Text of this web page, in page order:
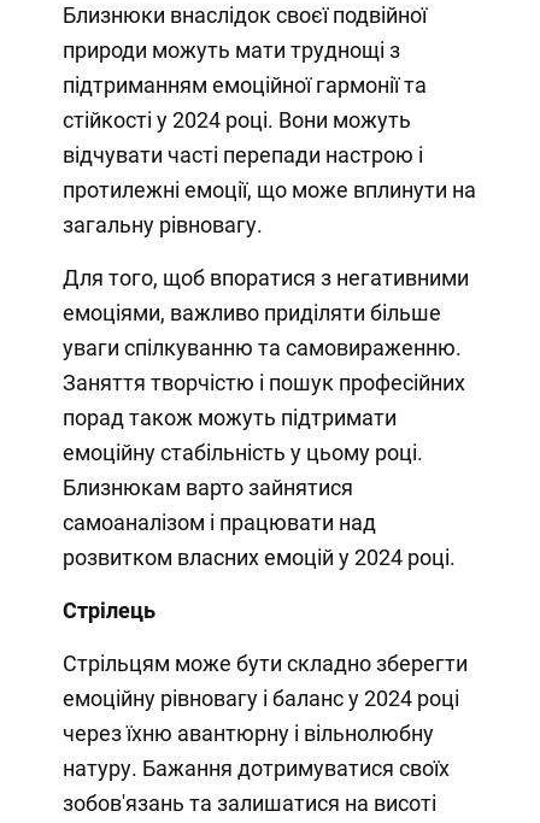
Близнюки внаслідок своєї подвійної
природи можуть мати труднощі з
підтриманням емоційної гармонії та
стійкості у 2024 році. Вони можуть
відчувати часті перепади настрою і
протилежні емоції, що може вплинути на
загальну рівновагу.
Для того, щоб впоратися з негативними
емоціями, важливо приділяти більше
уваги спілкуванню та самовираженню.
Заняття творчістю і пошук професійних
порад також можуть підтримати
емоційну стабільність у цьому році.
Близнюкам варто зайнятися
самоаналізом і працювати над
розвитком власних емоцій у 2024 році.
Стрілець
Стрільцям може бути складно зберегти
емоційну рівновагу і баланс у 2024 році
через їхню авантюрну і вільнолюбну
натуру. Бажання дотримуватися своїх
зобов'язань та залишатися на висоті